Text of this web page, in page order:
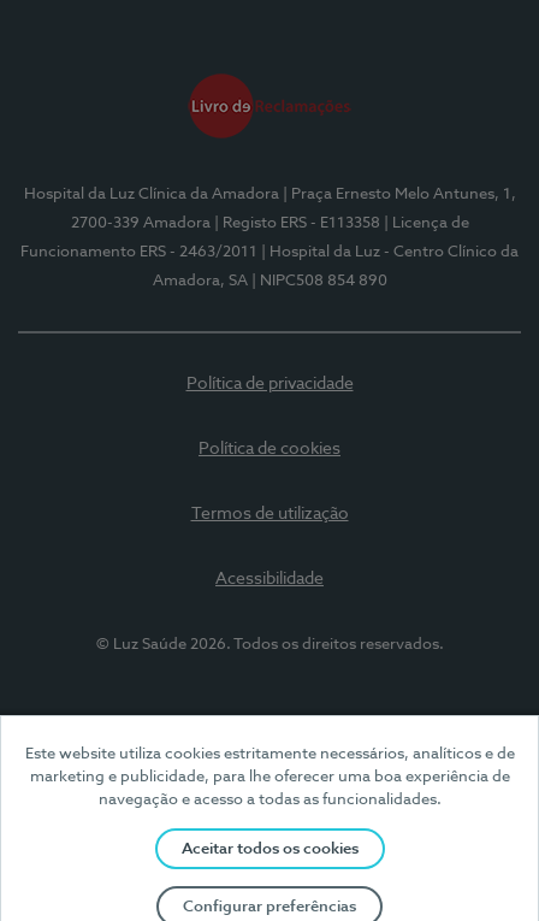
Este website utiliza cookies estritamente necessários, analíticos e de
marketing e publicidade, para lhe oferecer uma boa experiência de
navegação e acesso a todas as funcionalidades.
Aceitar todos os cookies
Configurar preferências
Hospital da Luz Clínica da Amadora
| Praça Ernesto Melo Antunes, 1,
2700-339 Amadora
| Registo ERS - E113358
| Licença de
Funcionamento ERS - 2463/2011
| Hospital da Luz - Centro Clínico da
Amadora, SA
| NIPC508 854 890
Política de privacidade
Política de cookies
Termos de utilização
Acessibilidade
© Luz Saúde 2026. Todos os direitos reservados.